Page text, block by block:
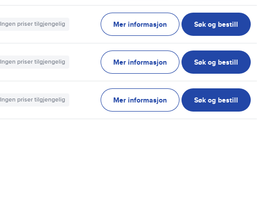
Ingen priser tilgjengelig Mer informasjon Søk og bestill
Ingen priser tilgjengelig Mer informasjon Søk og bestill
Ingen priser tilgjengelig Mer informasjon Søk og bestill